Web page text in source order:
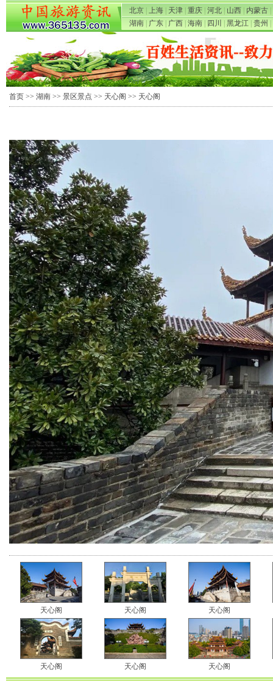
北京 上海 天津 重庆 河北 山西 内蒙古
湖南
广东 广西 海南 四川 黑龙江 贵州
首页 >> 湖南 >> 景区景点 >> 天心阁 >> 天心阁
天心阁 天心阁 天心阁
天心阁 天心阁 天心阁